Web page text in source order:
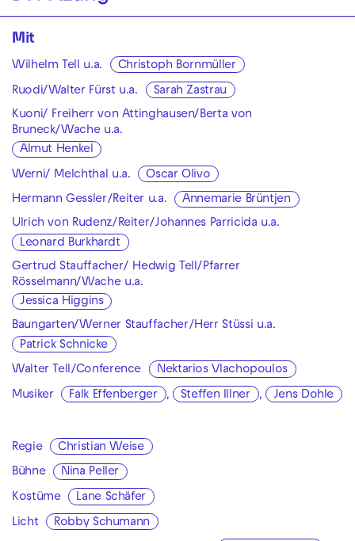
Mit
Wilhelm Tell u.a. Christoph Bornmüller
Ruodi/Walter Fürst u.a. Sarah Zastrau
Kuoni/ Freiherr von Attinghausen/Berta von
Bruneck/Wache u.a.
Almut Henkel
Werni/ Melchthal u.a. Oscar Olivo
Hermann Gessler/Reiter u.a. Annemarie Brüntjen
Ulrich von Rudenz/Reiter/Johannes Parricida u.a.
Leonard Burkhardt
Gertrud Stauffacher/ Hedwig Tell/Pfarrer
Rösselmann/Wache u.a.
Jessica Higgins
Baungarten/Werner Stauffacher/Herr Stüssi u.a.
Patrick Schnicke
Walter Tell/Conference Nektarios Vlachopoulos
Musiker Falk Effenberger , Steffen Illner , Jens Dohle
Regie Christian Weise
Bühne Nina Peller
Kostüme Lane Schäfer
Licht Robby Schumann